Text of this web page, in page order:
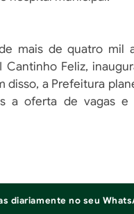
mais de quatro mil
Cantinho Feliz,
disso, a Prefeitura
a oferta de vagas
diariamente no seu